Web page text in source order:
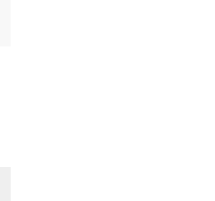
de recursos